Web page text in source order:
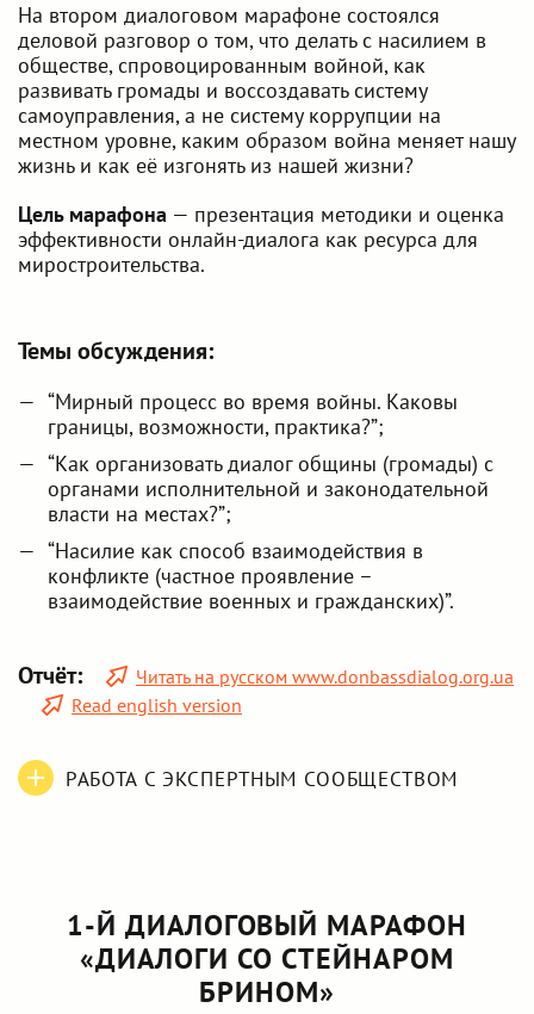
На втором диалоговом марафоне состоялся
деловой разговор о том, что делать с насилием в
обществе, спровоцированным войной, как
развивать громады и воссоздавать систему
самоуправления, а не систему коррупции на
местном уровне, каким образом война меняет нашу
жизнь и как её изгонять из нашей жизни?
Цель марафона — презентация методики и оценка
эффективности онлайн-диалога как ресурса для
миростроительства.
Темы обсуждения:
“Мирный процесс во время войны. Каковы
границы, возможности, практика?”;
“Как организовать диалог общины (громады) с
органами исполнительной и законодательной
власти на местах?”;
“Насилие как способ взаимодействия в
конфликте (частное проявление –
взаимодействие военных и гражданских)”.
Отчёт:
Читать на русском www.donbassdialog.org.ua
Read english version
РАБОТА С ЭКСПЕРТНЫМ СООБЩЕСТВОМ
1-Й ДИАЛОГОВЫЙ МАРАФОН
«ДИАЛОГИ СО СТЕЙНАРОМ
БРИНОМ»